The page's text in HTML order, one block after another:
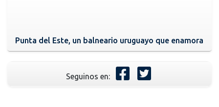
Punta del Este, un balneario uruguayo que enamora
Seguinos en: